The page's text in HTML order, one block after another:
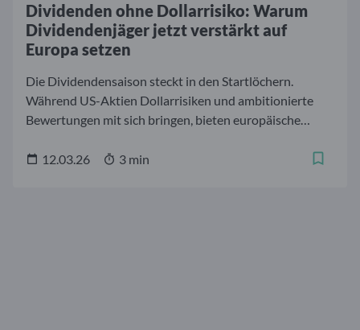
Dividenden ohne Dollarrisiko: Warum
Dividendenjäger jetzt verstärkt auf
Europa setzen
Die Dividendensaison steckt in den Startlöchern.
Während US-Aktien Dollarrisiken und ambitionierte
Bewertungen mit sich bringen, bieten europäische
Bewertungsniveaus. Warum Dividendenjäger sich
12.03.26 3 min